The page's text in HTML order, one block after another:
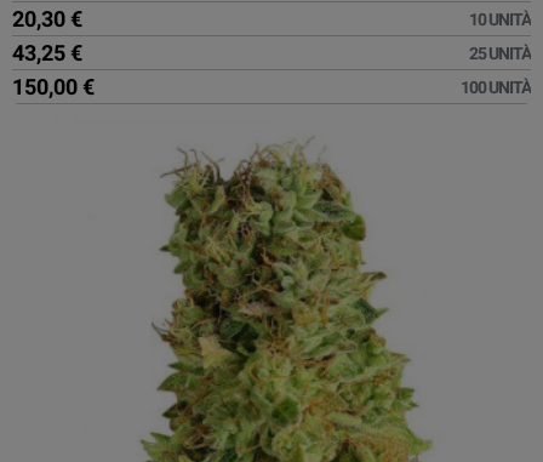
20,30 € 10 UNITÀ
43,25 € 25 UNITÀ
150,00 € 100 UNITÀ